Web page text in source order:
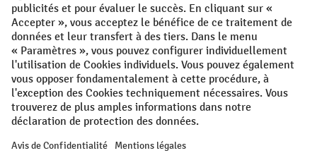
Protection des Données Politique de cookies
All prices excl. VAT plusshipping costsand possible delivery charges,
if not stated otherwise.
¹ La remise est valable jusqu'à épuisement des stocks. La remise ne
s'applique pas aux prix spéciaux. Il n'est pas possible de le combiner
avec d'autres réductions en pourcentage ou bons de réduction. | ² Une
réduction unique est offerte lors de la première inscription à la
toute commande d'un montant net minimum de 250 €. Le pourcentage